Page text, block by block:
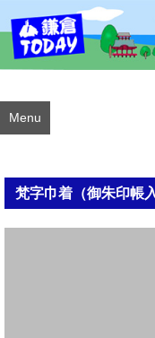
Menu
梵字巾着（御朱印帳